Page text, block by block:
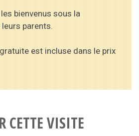
bienvenus sous la
parents.
est incluse dans le prix
CETTE VISITE